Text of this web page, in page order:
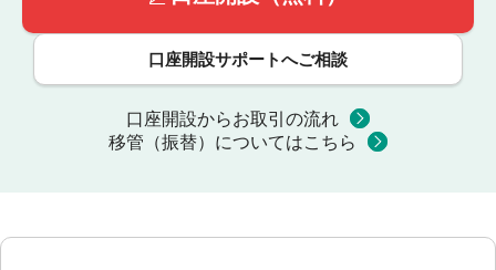
口座開設サポートへご相談
口座開設からお取引の流れ
移管（振替）についてはこちら